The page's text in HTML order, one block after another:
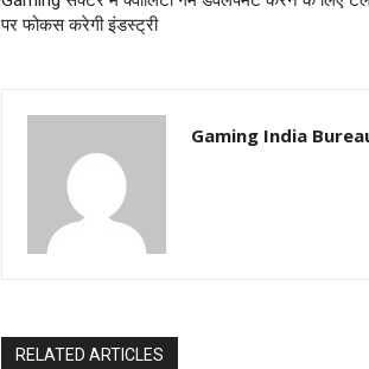
पर फोकस करेगी इंडस्ट्री
Gaming India
RELATED ARTICLES